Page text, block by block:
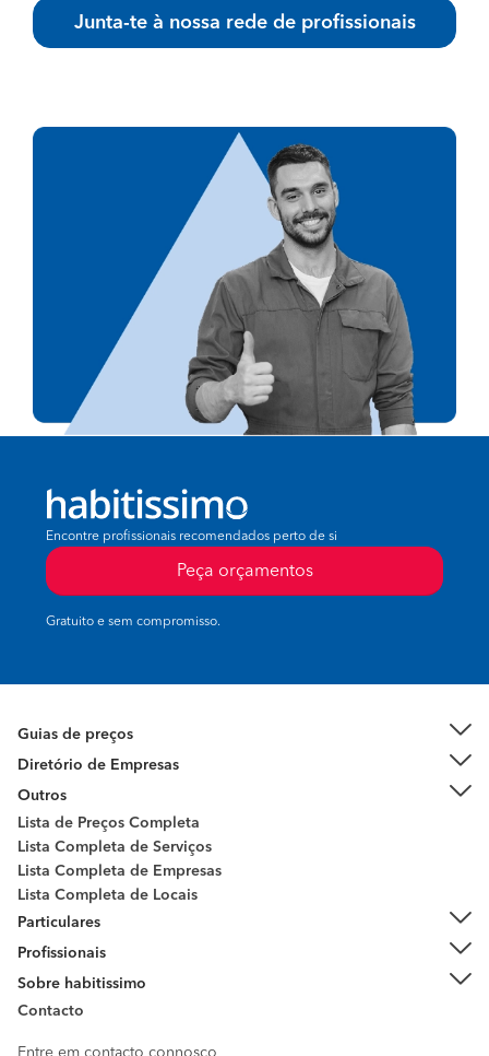
Junta-te à nossa rede de profissionais
Encontre profissionais recomendados perto de si
Peça orçamentos
Gratuito e sem compromisso.
Guias de preços
Diretório de Empresas
Outros
Lista de Preços Completa
Lista Completa de Serviços
Lista Completa de Empresas
Lista Completa de Locais
Particulares
Profissionais
Sobre habitissimo
Contacto